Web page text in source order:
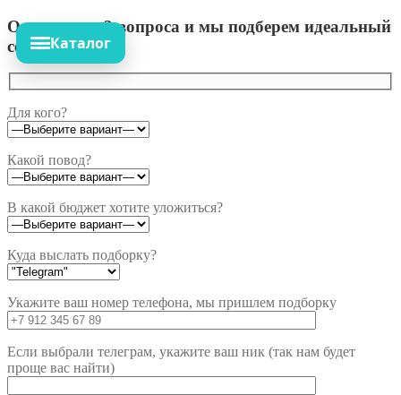
Ответьте на 3 вопроса и мы подберем идеальный
сет!
Для кого?
Какой повод?
В какой бюджет хотите уложиться?
Куда выслать подборку?
Укажите ваш номер телефона, мы пришлем подборку
Если выбрали телеграм, укажите ваш ник (так нам будет
проще вас найти)
Каталог